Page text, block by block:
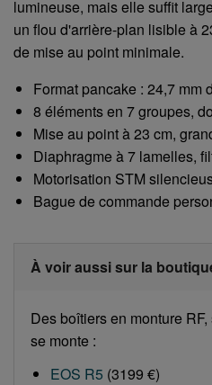
lumineuse, mais elle suffit
un flou d'arrière-plan lisible à
de mise au point minimale.
Format pancake : 24,7 mm
8 éléments en 7 groupes,
Mise au point à 23 cm,
Diaphragme à 7 lamelles,
Motorisation STM
Bague de commande
À voir aussi sur la
Des boîtiers en monture
se monte :
EOS R5 (3199 €)